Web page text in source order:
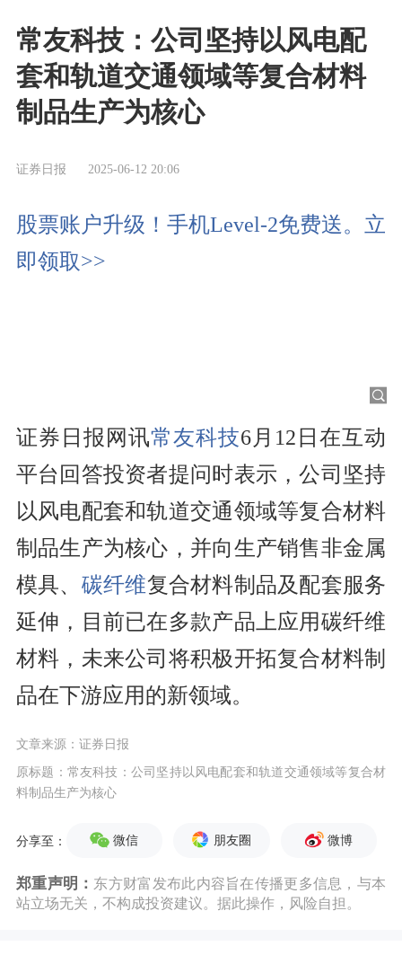
常友科技：公司坚持以风电配
套和轨道交通领域等复合材料
制品生产为核心
证券日报 2025-06-12 20:06
股票账户升级！手机Level-2免费送。立
即领取>>
证券日报网讯常友科技6月12日在互动
平台回答投资者提问时表示，公司坚持
以风电配套和轨道交通领域等复合材料
制品生产为核心，并向生产销售非金属
模具、 碳纤维复合材料制品及配套服务
延伸，目前已在多款产品上应用碳纤维
材料，未来公司将积极开拓复合材料制
品在下游应用的新领域。
文章来源：证券日报
原标题：常友科技：公司坚持以风电配套和轨道交通领域等复合材
料制品生产为核心
分享至： 微信 朋友圈 微博
郑重声明： 东方财富发布此内容旨在传播更多信息，与本
站立场无关，不构成投资建议。据此操作，风险自担。